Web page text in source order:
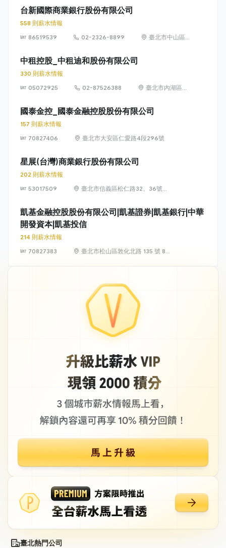
台新國際商業銀行股份有限公司
558 則薪水情報
86519539
02-2326-8899
臺北市中山區
中租控股_中租迪和股份有限公司
330 則薪水情報
05072925
02-87526388
臺北市內湖區瑞
至12樓
國泰金控_國泰金融控股股份有限公司
157 則薪水情報
70827406
臺北市大安區仁愛路4段296號
星展(台灣)商業銀行股份有限公司
202 則薪水情報
53017509
臺北市信義區松仁路32、36號
凱基金融控股股份有限公司|凱基證券|凱基銀行|中華
開發資本|凱基投信
214 則薪水情報
70827383
臺北市松山區敦化北路 135 號 8、
臺北熱門公司